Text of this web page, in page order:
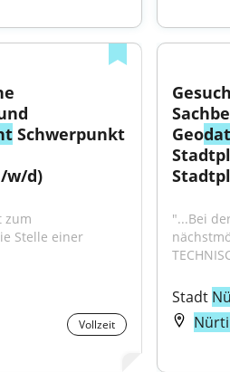
Schwerpunkt
w/d)
zum
Stelle einer
Vollzeit
Geo
"...Bei
Stadt